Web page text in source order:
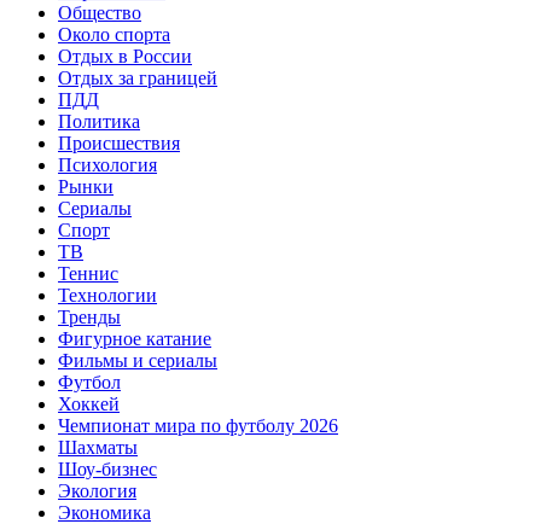
Общество
Около спорта
Отдых в России
Отдых за границей
ПДД
Политика
Происшествия
Психология
Рынки
Сериалы
Спорт
ТВ
Теннис
Технологии
Тренды
Фигурное катание
Фильмы и сериалы
Футбол
Хоккей
Чемпионат мира по футболу 2026
Шахматы
Шоу-бизнес
Экология
Экономика